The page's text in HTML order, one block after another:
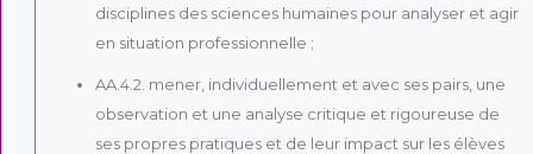
disciplines des sciences humaines pour analyser et agir
en situation professionnelle ;
AA.4.2. mener, individuellement et avec ses pairs, une
observation et une analyse critique et rigoureuse de
ses propres pratiques et de leur impact sur les élèves